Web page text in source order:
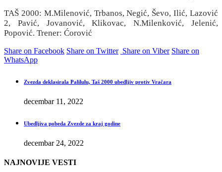
TAŠ 2000: M.Milenović, Trbanos, Negić, Ševo, Ilić, Lazović
2, Pavić, Jovanović, Klikovac, N.Milenković, Jelenić,
Popović. Trener: Ćorović
Share on Facebook Share on Twitter Share on Viber Share on
WhatsApp
Zvezda deklasirala Palilulu, Taš 2000 ubedljiv protiv Vračara
decembar 11, 2022
Ubedljiva pobeda Zvezde za kraj godine
decembar 24, 2022
NAJNOVIJE VESTI